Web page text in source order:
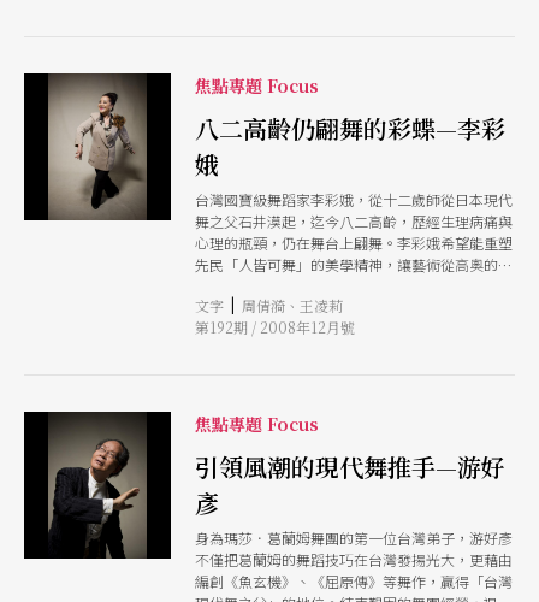
焦點專題 Focus
八二高齡仍翩舞的彩蝶—李彩
娥
台灣國寶級舞蹈家李彩娥，從十二歲師從日本現代
舞之父石井漠起，迄今八二高齡，歷經生理病痛與
心理的瓶頸，仍在舞台上翩舞。李彩娥希望能重塑
先民「人皆可舞」的美學精神，讓藝術從高奧的殿
文字 | 周倩漪、王凌莉
第192期 / 2008年12月號
焦點專題 Focus
引領風潮的現代舞推手—游好
彥
身為瑪莎．葛蘭姆舞團的第一位台灣弟子，游好彥
不僅把葛蘭姆的舞蹈技巧在台灣發揚光大，更藉由
編創《魚玄機》、《屈原傳》等舞作，贏得「台灣